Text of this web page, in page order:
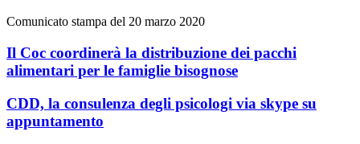
Comunicato stampa del 20 marzo 2020
Il Coc coordinerà la distribuzione dei pacchi
alimentari per le famiglie bisognose
CDD, la consulenza degli psicologi via skype su
appuntamento